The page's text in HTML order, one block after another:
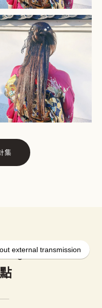
集
wargo